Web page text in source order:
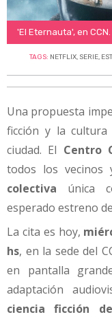
'El Eternauta', en CCN.
TAGS: NETFLIX, SERIE,
Una propuesta
ficción y la
ciudad. El Centro
todos los vecinos
colectiva única
esperado estreno
La cita es hoy,
hs, en la sede del
en pantalla
adaptación
ciencia ficción